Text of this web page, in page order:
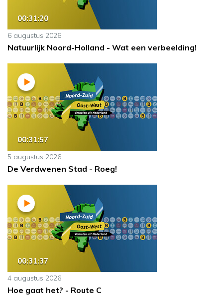
00:31:20
6 augustus 2026
Natuurlijk Noord-Holland - Wat een verbeelding!
00:31:57
5 augustus 2026
De Verdwenen Stad - Roeg!
00:31:37
4 augustus 2026
Hoe gaat het? - Route C